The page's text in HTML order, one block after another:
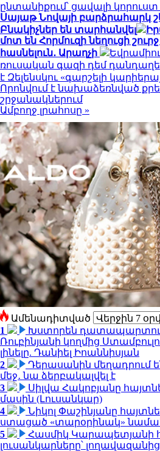
ընտանիքում՝ ցավալի կորուստ
Սայաթ Նովայի բարձրահարկ
Բնակիչներ են տարհանվել
մոտ են Հորմուզի նեղուցի
հասնելուն․ Արաղչի
ռուսական գազի դեմ
է Զելենսկու «գարշելի
Որոնվում է նախաձեռնված
շրջանակներում
Ամբողջ լրահոսը »
Ամենադիտված
1
Խստորեն
Ռուբինյանի կողմից
լինելը. Դանիել Իոաննիսյան
2
Դերասանին մեղադրում
մեջ․ նա ձերբակալվել է
3
Սիլվա Հակոբյանը
մասին (Լուսանկար)
4
Նիկոլ Փաշինյանը
ստացած «տարօրինակ»
5
Հասմիկ Կարապետյանի
լուսանկարները՝